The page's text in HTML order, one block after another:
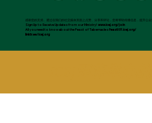
感谢您的支持。通过在我们的社交媒体页面上点赞、分享和评论，您将帮助传播信息，提升公众
Sign Up to Receive Updates from our Ministry!www.icej.org/join
All you need to know about the Feast of Tabernacles feastl 01.icej.org/
linktr.ee/icej.org